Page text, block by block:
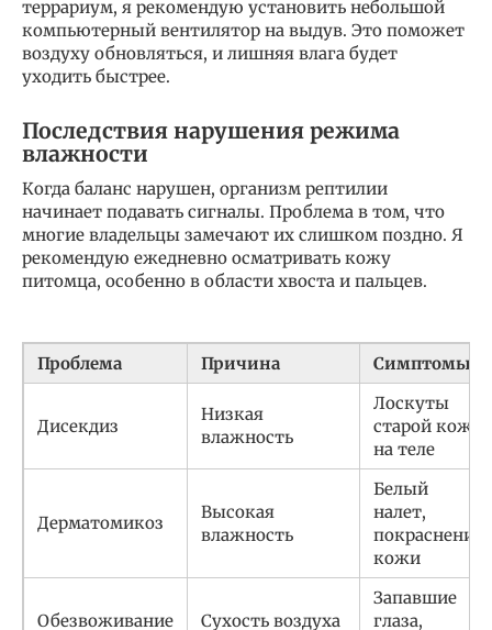
террариум, я рекомендую установить небольшой
компьютерный вентилятор на выдув. Это поможет
воздуху обновляться, и лишняя влага будет
уходить быстрее.
Последствия нарушения режима
влажности
Когда баланс нарушен, организм рептилии
начинает подавать сигналы. Проблема в том, что
многие владельцы замечают их слишком поздно. Я
рекомендую ежедневно осматривать кожу
питомца, особенно в области хвоста и пальцев.
Проблема Причина Симптомы
Дисекдиз
Низкая
влажность
Лоскуты
старой кожи
на теле
Дерматомикоз
Высокая
влажность
Белый
налет,
покраснения
кожи
Обезвоживание Сухость воздуха
Запавшие
глаза,